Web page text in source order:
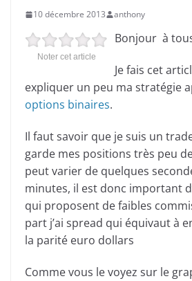
10 décembre 2013 anthony
Noter cet article
Bonjour à
Je fais cet
expliquer un peu ma stratégie
options binaires.
Il faut savoir que je suis un
garde mes positions très peu
peut varier de quelques
minutes, il est donc important
qui proposent de faibles
part j’ai spread qui équivaut à
la parité euro dollars
Comme vous le voyez sur le